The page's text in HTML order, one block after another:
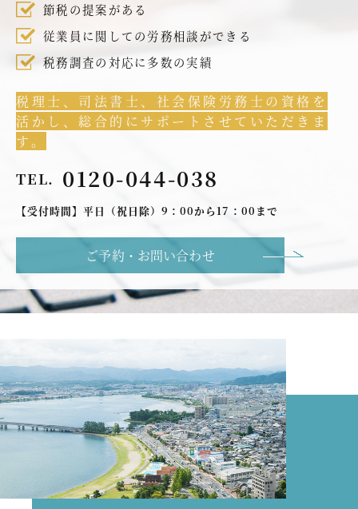
節税の提案がある
従業員に関しての労務相談ができる
税務調査の対応に多数の実績
税理士、司法書士、社会保険労務士の資格を
活かし、総合的にサポートさせていただきま
す。
TEL. 0120-044-038
【受付時間】平日（祝日除）9：00から17：00まで
ご予約・お問い合わせ